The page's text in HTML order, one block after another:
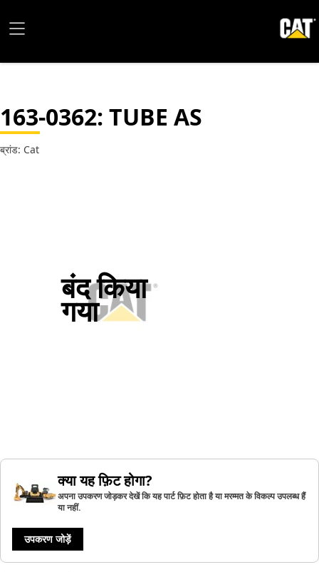
163-0362: TUBE AS
ब्रांड: Cat
बंद किया
गया
क्या यह फ़िट होगा?
अपना उपकरण जोड़कर देखें कि यह पार्ट फ़िट होता है या मरम्मत के विकल्प उपलब्ध हैं
या नहीं.
उपकरण जोड़ें